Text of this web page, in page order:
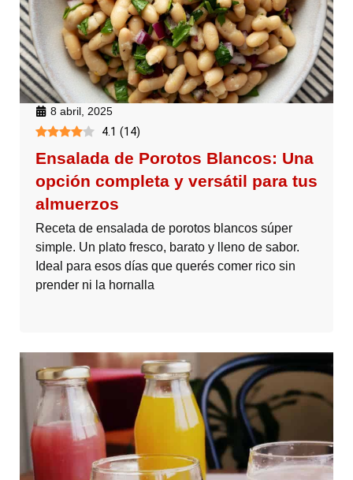
8 abril, 2025
4.1 (14)
Ensalada de Porotos Blancos: Una
opción completa y versátil para tus
almuerzos
Receta de ensalada de porotos blancos súper
simple. Un plato fresco, barato y lleno de sabor.
Ideal para esos días que querés comer rico sin
prender ni la hornalla